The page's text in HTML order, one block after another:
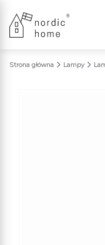
Strona główna Lampy